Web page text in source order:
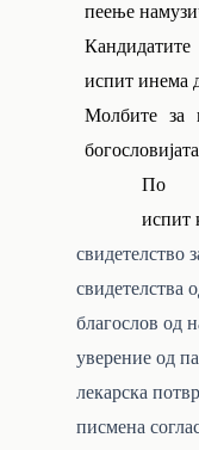
пеење
испит инема
Молбите за
По
испит
свидетелство
свидетелства
благослов од
уверение од
лекарска
писмена